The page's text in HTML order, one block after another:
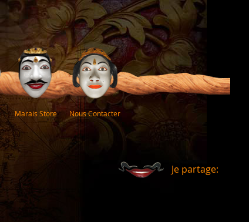
Marais Store Nous Contacter
Je partage: